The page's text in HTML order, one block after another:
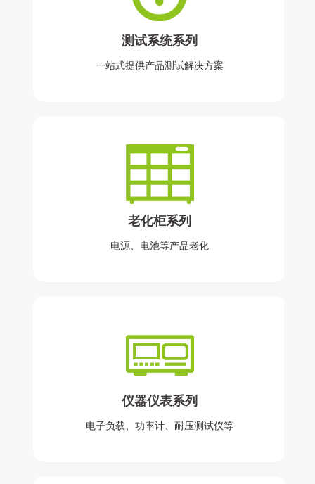
测试系统系列
一站式提供产品测试解决方案
老化柜系列
电源、电池等产品老化
仪器仪表系列
电子负载、功率计、耐压测试仪等